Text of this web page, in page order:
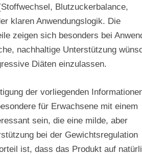
Blutzuckerbalance,
klaren Anwendungslogik. Die
zeigen sich besonders bei
nachhaltige Unterstützung
Diäten einzulassen.
der vorliegenden
für Erwachsene mit einem
sein, die eine milde, aber
bei der Gewichtsregulation
ist, dass das Produkt auf